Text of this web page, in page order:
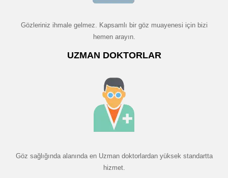
Gözleriniz ihmale gelmez. Kapsamlı bir göz muayenesi için bizi
hemen arayın.
UZMAN DOKTORLAR
Göz sağlığında alanında en Uzman doktorlardan yüksek standartta
hizmet.